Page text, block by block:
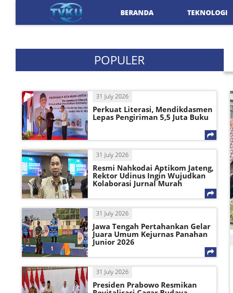
BERANDA TEKNOLOGI
POPULER
31 July 2026
Perkuat Literasi, Mendikdasmen
Lepas Pengiriman 5,5 Juta Buku
31 July 2026
Resmi Nahkodai Aptikom Jateng,
Rektor Udinus Ingin Wujudkan
Kolaborasi Jurnal Murah
31 July 2026
Jawa Tengah Pertahankan Gelar
Juara Umum Kejurnas Panahan
Junior 2026
31 July 2026
Presiden Prabowo Resmikan